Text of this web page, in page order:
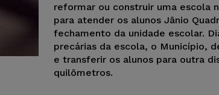
reformar ou construir uma escola
para atender os alunos Jânio
fechamento da unidade escolar.
precárias da escola, o Município,
e transferir os alunos para outra
quilômetros.